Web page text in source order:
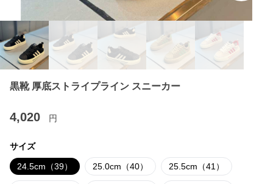
黒靴 厚底ストライプライン スニーカー
4,020 円
サイズ
24.5cm（39） 25.0cm（40） 25.5cm（41）